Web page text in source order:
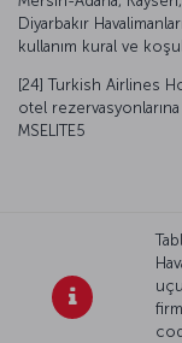
Diyarbakır
kullanım kural ve
[24] Turkish Airlines
otel
MSELITE5